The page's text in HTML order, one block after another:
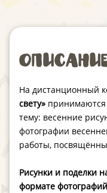
На дистанционный
свету»
тему: весенние
фотографии
работы,
Рисунки и поделки
формате